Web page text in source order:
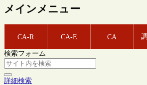
メインメニュー
CA-R CA-E CA
検索フォーム
詳細検索